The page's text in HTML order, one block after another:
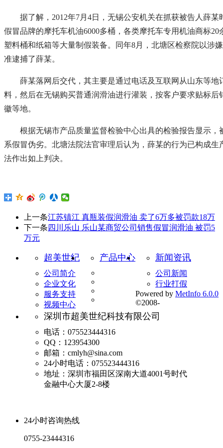
据了解，2012年7月4日，无锡公安机关在抓获被告人薛某
假冒品牌的摩托车机油6000多桶，各类摩托车专用机油商标
塑料桶和纸箱等大量制假装备。同年8月，北塘区检察院以涉
准逮捕了薛某。
薛某落网后交代，其主要是通过电话及互联网从山东等地
料，然后在无锡购买普通润滑油进行灌装，按客户要求贴标后
徽等地。
根据无锡市产品质量监督检验中心出具的检验报告显示，
系假冒伪劣。北塘法院法官审理后认为，薛某的行为已构成生
法作出如上判决。
上一条江苏镇江 真瓶装假润滑油 卖了6万多被罚款18万
下一条 四川乐山 乐山某商贸公司销售假冒润滑油 被罚5
万元
超美世纪
公司简介
企业文化
服务支持
视频中心
产品中心 新闻资讯
公司新闻
行业打假
深圳市超美世纪科技有限公司
电话：075523444316
QQ：123954300
邮箱：cmlyh@sina.com
24小时电话：075523444316
地址：深圳市福田区深南大道4001号时代
金融中心大厦2-8楼
24小时咨询热线
0755-23444316
Powered by MetInfo 6.0.0
©2008-